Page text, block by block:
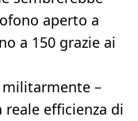
aperto a
a 150 grazie ai
militarmente –
efficienza di